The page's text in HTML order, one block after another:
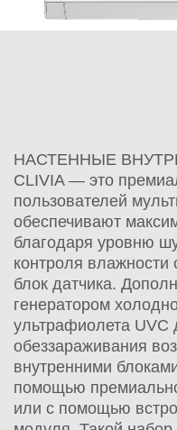
НАСТЕННЫЕ
CLIVIA — это
пользователей
обеспечивают
благодаря уровню
контроля
блок датчика.
генератором
ультрафиолета UVC
обеззараживания
внутренними
помощью
или с помощью